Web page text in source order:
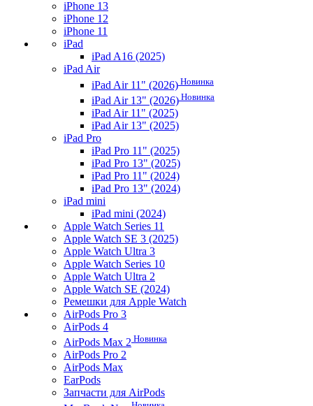
iPhone 13
iPhone 12
iPhone 11
iPad
iPad A16 (2025)
iPad Air
iPad Air 11" (2026) Новинка
iPad Air 13" (2026) Новинка
iPad Air 11" (2025)
iPad Air 13" (2025)
iPad Pro
iPad Pro 11" (2025)
iPad Pro 13" (2025)
iPad Pro 11" (2024)
iPad Pro 13" (2024)
iPad mini
iPad mini (2024)
Apple Watch Series 11
Apple Watch SE 3 (2025)
Apple Watch Ultra 3
Apple Watch Series 10
Apple Watch Ultra 2
Apple Watch SE (2024)
Ремешки для Apple Watch
AirPods Pro 3
AirPods 4
AirPods Max 2 Новинка
AirPods Pro 2
AirPods Max
EarPods
Запчасти для AirPods